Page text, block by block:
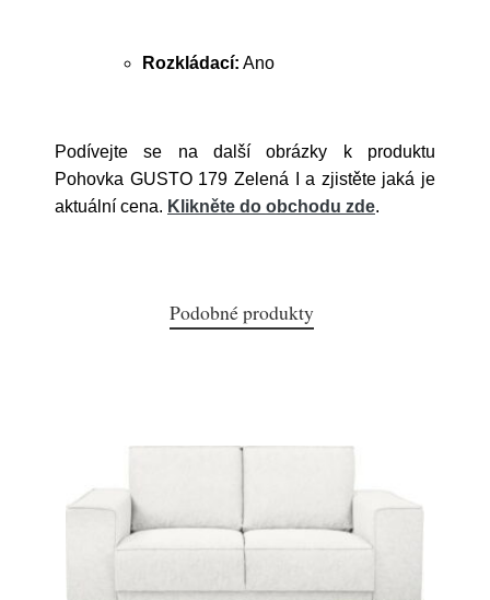
Rozkládací: Ano
Podívejte se na další obrázky k produktu
Pohovka GUSTO 179 Zelená I a zjistěte jaká je
aktuální cena. Klikněte do obchodu zde.
Podobné produkty